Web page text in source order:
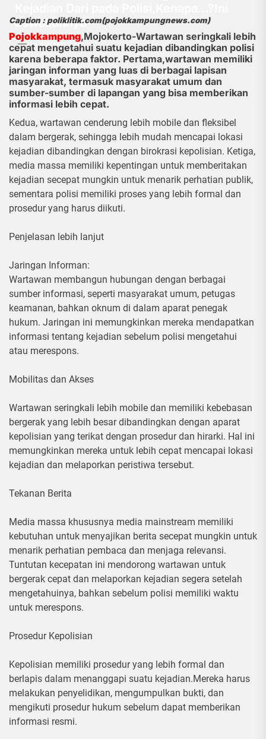
Jawabannya
19 Agustus 2025
Caption : poliklitik.com(pojokkampungnews.com)
Pojokkampung,Mojokerto-Wartawan seringkali lebih
cepat mengetahui suatu kejadian dibandingkan polisi
karena beberapa faktor. Pertama,wartawan memiliki
jaringan informan yang luas di berbagai lapisan
masyarakat, termasuk masyarakat umum dan
sumber-sumber di lapangan yang bisa memberikan
informasi lebih cepat.
Kedua, wartawan cenderung lebih mobile dan fleksibel
dalam bergerak, sehingga lebih mudah mencapai lokasi
kejadian dibandingkan dengan birokrasi kepolisian. Ketiga,
media massa memiliki kepentingan untuk memberitakan
kejadian secepat mungkin untuk menarik perhatian publik,
sementara polisi memiliki proses yang lebih formal dan
prosedur yang harus diikuti.
Penjelasan lebih lanjut
Jaringan Informan:
Wartawan membangun hubungan dengan berbagai
sumber informasi, seperti masyarakat umum, petugas
keamanan, bahkan oknum di dalam aparat penegak
hukum. Jaringan ini memungkinkan mereka mendapatkan
informasi tentang kejadian sebelum polisi mengetahui
atau merespons.
Mobilitas dan Akses
Wartawan seringkali lebih mobile dan memiliki kebebasan
bergerak yang lebih besar dibandingkan dengan aparat
kepolisian yang terikat dengan prosedur dan hirarki. Hal ini
memungkinkan mereka untuk lebih cepat mencapai lokasi
kejadian dan melaporkan peristiwa tersebut.
Tekanan Berita
Media massa khususnya media mainstream memiliki
kebutuhan untuk menyajikan berita secepat mungkin untuk
menarik perhatian pembaca dan menjaga relevansi.
Tuntutan kecepatan ini mendorong wartawan untuk
bergerak cepat dan melaporkan kejadian segera setelah
mengetahuinya, bahkan sebelum polisi memiliki waktu
untuk merespons.
Prosedur Kepolisian
Kepolisian memiliki prosedur yang lebih formal dan
berlapis dalam menanggapi suatu kejadian.Mereka harus
melakukan penyelidikan, mengumpulkan bukti, dan
mengikuti prosedur hukum sebelum dapat memberikan
informasi resmi.